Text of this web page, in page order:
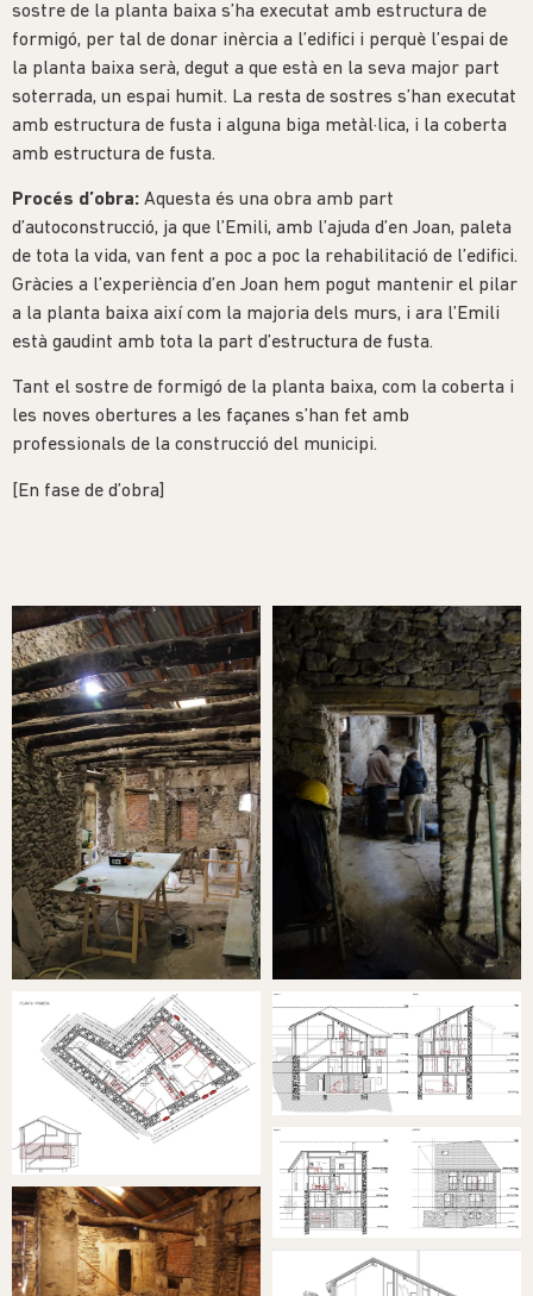
sostre de la planta baixa s’ha executat amb estructura de
formigó, per tal de donar inèrcia a l’edifici i perquè l’espai de
la planta baixa serà, degut a que està en la seva major part
soterrada, un espai humit. La resta de sostres s’han executat
amb estructura de fusta i alguna biga metàl·lica, i la coberta
amb estructura de fusta.
Procés d’obra: Aquesta és una obra amb part
d’autoconstrucció, ja que l’Emili, amb l’ajuda d’en Joan, paleta
de tota la vida, van fent a poc a poc la rehabilitació de l’edifici.
Gràcies a l’experiència d’en Joan hem pogut mantenir el pilar
a la planta baixa així com la majoria dels murs, i ara l’Emili
està gaudint amb tota la part d’estructura de fusta.
Tant el sostre de formigó de la planta baixa, com la coberta i
les noves obertures a les façanes s’han fet amb
professionals de la construcció del municipi.
[En fase de d’obra]